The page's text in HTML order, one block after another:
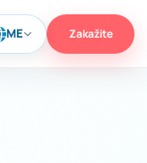
ME Zakažite